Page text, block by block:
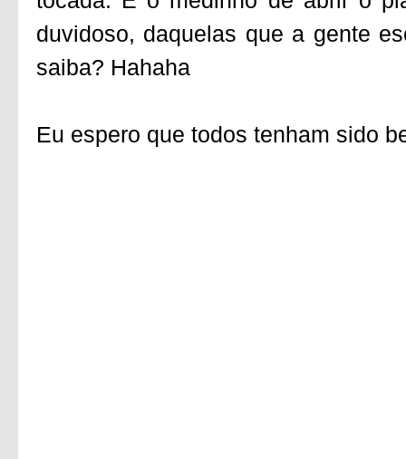
duvidoso, daquelas que a gente
saiba? Hahaha
Eu espero que todos tenham sido